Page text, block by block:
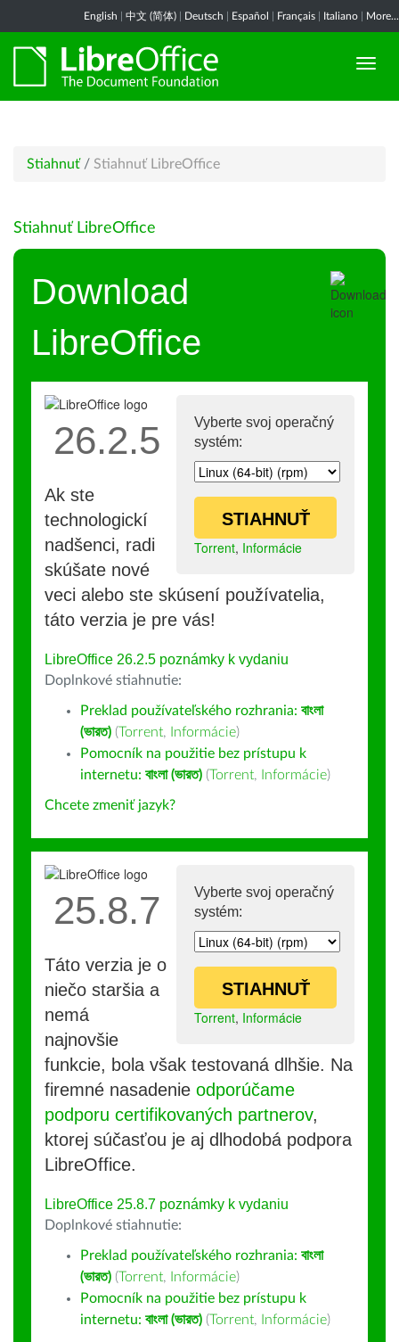
English 中文 (简体) Deutsch Español Français Italiano More...
Stiahnuť / Stiahnuť LibreOffice
Stiahnuť LibreOffice
Download
LibreOffice
Vyberte svoj operačný
systém:
STIAHNUŤ
Torrent, Informácie
26.2.5
Ak ste
technologickí
nadšenci, radi
skúšate nové
veci alebo ste skúsení používatelia,
táto verzia je pre vás!
LibreOffice 26.2.5 poznámky k vydaniu
Doplnkové stiahnutie:
Preklad používateľského rozhrania: বাংলা
(ভারত) (Torrent, Informácie)
Pomocník na použitie bez prístupu k
internetu: বাংলা (ভারত) (Torrent, Informácie)
Chcete zmeniť jazyk?
Vyberte svoj operačný
systém:
STIAHNUŤ
Torrent, Informácie
25.8.7
Táto verzia je o
niečo staršia a
nemá
najnovšie
funkcie, bola však testovaná dlhšie. Na
firemné nasadenie odporúčame
podporu certifikovaných partnerov,
ktorej súčasťou je aj dlhodobá podpora
LibreOffice.
LibreOffice 25.8.7 poznámky k vydaniu
Doplnkové stiahnutie:
Preklad používateľského rozhrania: বাংলা
(ভারত) (Torrent, Informácie)
Pomocník na použitie bez prístupu k
internetu: বাংলা (ভারত) (Torrent, Informácie)